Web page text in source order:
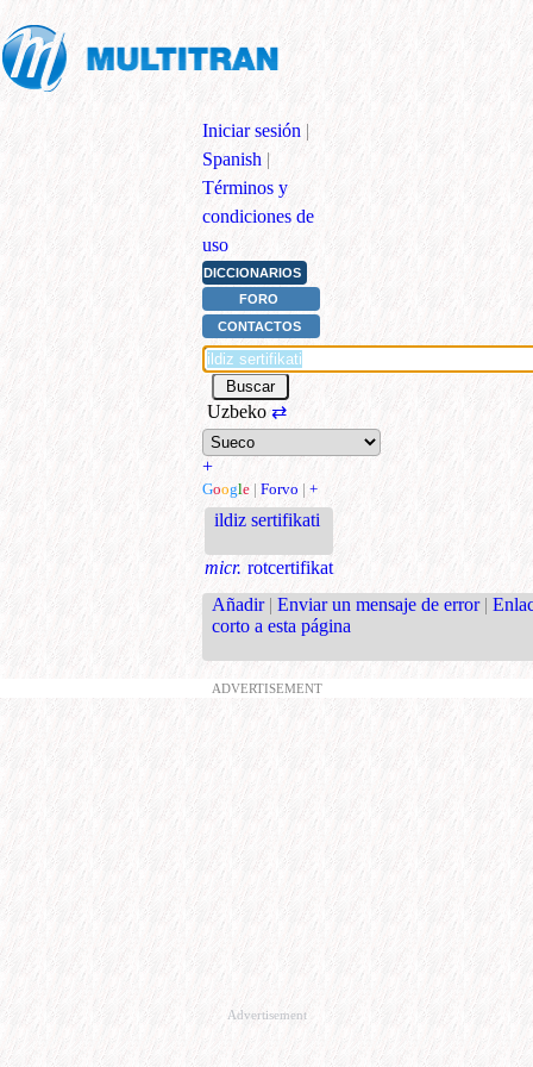
Iniciar sesión |
Spanish |
Términos y
condiciones de
uso
DICCIONARIOS
FORO
CONTACTOS
Uzbeko ⇄
+
Google | Forvo | +
ildiz sertifikati
micr. rotcertifikat
Añadir | Enviar un mensaje de error |
corto a esta página
ADVERTISEMENT
Advertisement